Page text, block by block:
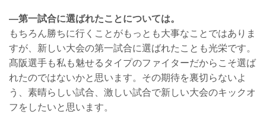
—第一試合に選ばれたことについては。
もちろん勝ちに行くことがもっとも大事なことではありま
すが、新しい大会の第一試合に選ばれたことも光栄です。
髙阪選手も私も魅せるタイプのファイターだからこそ選ば
れたのではないかと思います。その期待を裏切らないよ
う、素晴らしい試合、激しい試合で新しい大会のキックオ
フをしたいと思います。